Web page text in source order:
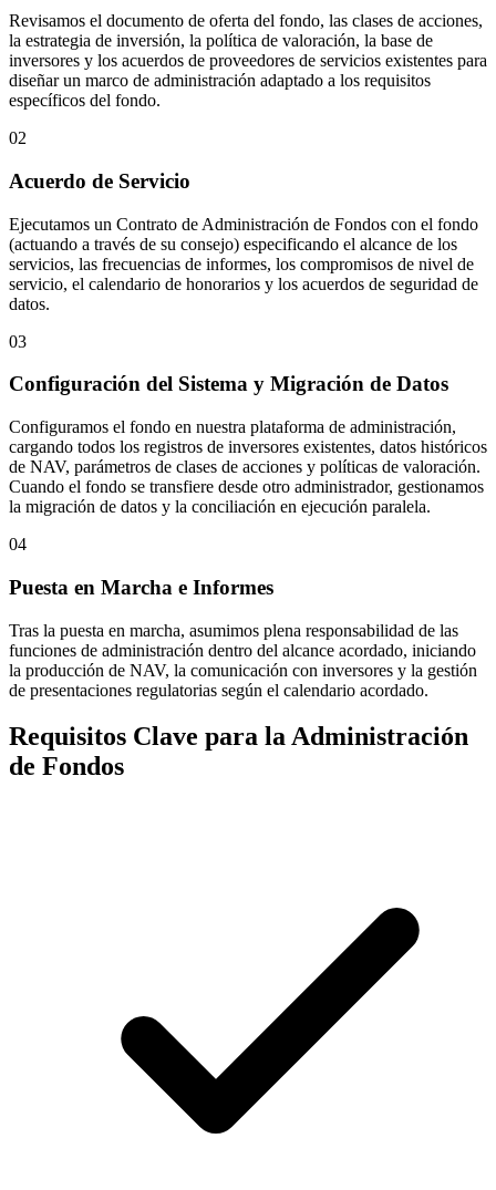
Revisamos el documento de oferta del fondo, las clases de acciones,
la estrategia de inversión, la política de valoración, la base de
inversores y los acuerdos de proveedores de servicios existentes para
diseñar un marco de administración adaptado a los requisitos
específicos del fondo.
02
Acuerdo de Servicio
Ejecutamos un Contrato de Administración de Fondos con el fondo
(actuando a través de su consejo) especificando el alcance de los
servicios, las frecuencias de informes, los compromisos de nivel de
servicio, el calendario de honorarios y los acuerdos de seguridad de
datos.
03
Configuración del Sistema y Migración de Datos
Configuramos el fondo en nuestra plataforma de administración,
cargando todos los registros de inversores existentes, datos históricos
de NAV, parámetros de clases de acciones y políticas de valoración.
Cuando el fondo se transfiere desde otro administrador, gestionamos
la migración de datos y la conciliación en ejecución paralela.
04
Puesta en Marcha e Informes
Tras la puesta en marcha, asumimos plena responsabilidad de las
funciones de administración dentro del alcance acordado, iniciando
la producción de NAV, la comunicación con inversores y la gestión
de presentaciones regulatorias según el calendario acordado.
Requisitos Clave para la Administración
de Fondos